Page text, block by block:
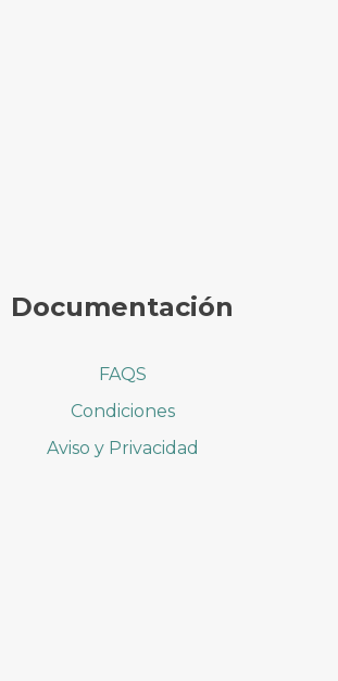
Documentación
FAQS
Condiciones
Aviso y Privacidad